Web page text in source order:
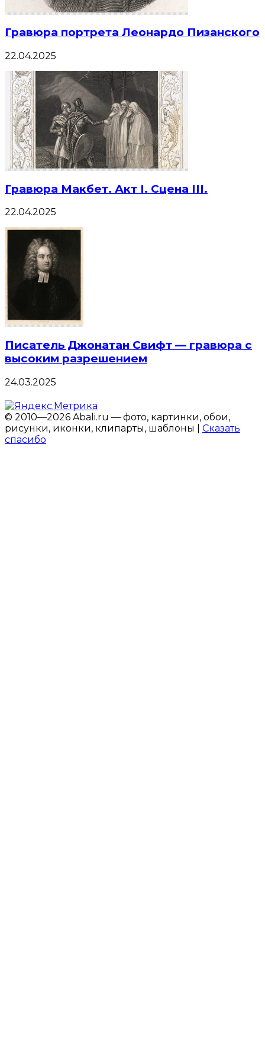
Гравюра портрета Леонардо Пизанского
22.04.2025
Гравюра Макбет. Акт I. Сцена III.
22.04.2025
Писатель Джонатан Свифт — гравюра с
высоким разрешением
24.03.2025
© 2010—2026 Abali.ru — фото, картинки, обои,
рисунки, иконки, клипарты, шаблоны | Сказать
спасибо